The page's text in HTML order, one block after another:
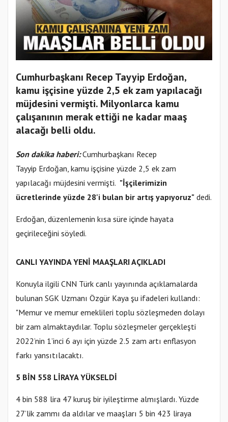
Cumhurbaşkanı Recep Tayyip Erdoğan,
kamu işçisine yüzde 2,5 ek zam yapılacağı
müjdesini vermişti. Milyonlarca kamu
çalışanının merak ettiği ne kadar maaş
alacağı belli oldu.
Son dakika haberi:Cumhurbaşkanı Recep
Tayyip Erdoğan, kamu işçisine yüzde 2,5 ek zam
yapılacağı müjdesini vermişti. "İşçilerimizin
ücretlerinde yüzde 28'i bulan bir artış yapıyoruz" dedi.
Erdoğan, düzenlemenin kısa süre içinde hayata
geçirileceğini söyledi.
CANLI YAYINDA YENİ MAAŞLARI AÇIKLADI
Konuyla ilgili CNN Türk canlı yayınında açıklamalarda
bulunan SGK Uzmanı Özgür Kaya şu ifadeleri kullandı:
"Memur ve memur emeklileri toplu sözleşmeden dolayı
bir zam almaktaydılar. Toplu sözleşmeler gerçekleşti
2022’nin 1’inci 6 ayı için yüzde 2.5 zam artı enflasyon
farkı yansıtılacaktı.
5 BİN 558 LİRAYA YÜKSELDİ
4 bin 588 lira 47 kuruş bir iyileştirme almışlardı. Yüzde
27’lik zammı da aldılar ve maaşları 5 bin 423 liraya